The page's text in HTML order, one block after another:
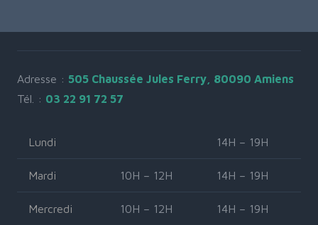
Adresse : 505 Chaussée Jules Ferry, 80090 Amiens
Tél. : 03 22 91 72 57
Lundi 14H – 19H
Mardi 10H – 12H 14H – 19H
Mercredi 10H – 12H 14H – 19H